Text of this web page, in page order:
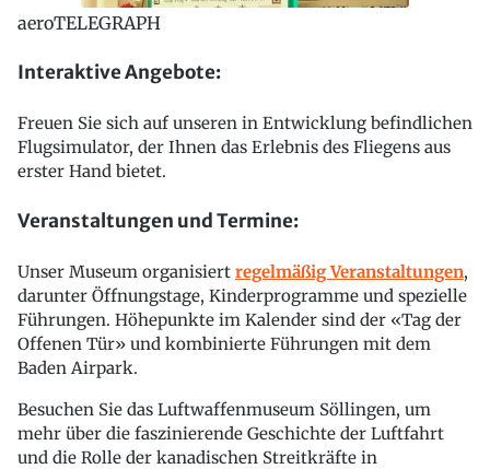
aeroTELEGRAPH
Interaktive Angebote:
Freuen Sie sich auf unseren in Entwicklung befindlichen
Flugsimulator, der Ihnen das Erlebnis des Fliegens aus
erster Hand bietet.
Veranstaltungen und Termine:
Unser Museum organisiert regelmäßig Veranstaltungen,
darunter Öffnungstage, Kinderprogramme und spezielle
Führungen. Höhepunkte im Kalender sind der «Tag der
Offenen Tür» und kombinierte Führungen mit dem
Baden Airpark.
Besuchen Sie das Luftwaffenmuseum Söllingen, um
mehr über die faszinierende Geschichte der Luftfahrt
und die Rolle der kanadischen Streitkräfte in